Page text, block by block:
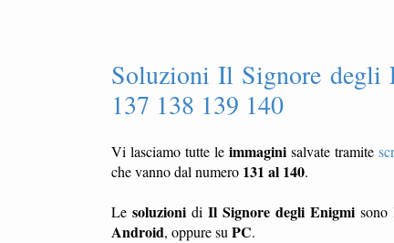
Soluzioni Il Signore degli
137 138 139 140
Vi lasciamo tutte leimmagini salvate tramite
che vanno dal numero 131 al 140.
Le soluzioni di Il Signore degli Enigmi sono
Android, oppure su PC.